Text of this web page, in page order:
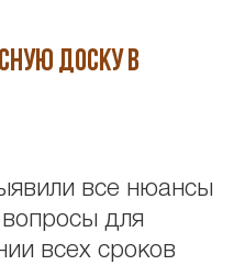
доску в
все нюансы
для
всех сроков